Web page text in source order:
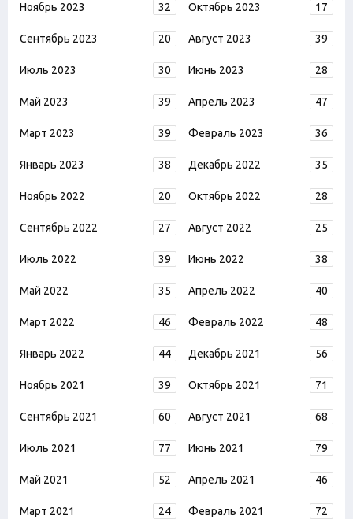
Ноябрь 2023 32 Октябрь 2023 17
Сентябрь 2023 20 Август 2023 39
Июль 2023 30 Июнь 2023 28
Май 2023 39 Апрель 2023 47
Март 2023 39 Февраль 2023 36
Январь 2023 38 Декабрь 2022 35
Ноябрь 2022 20 Октябрь 2022 28
Сентябрь 2022 27 Август 2022 25
Июль 2022 39 Июнь 2022 38
Май 2022 35 Апрель 2022 40
Март 2022 46 Февраль 2022 48
Январь 2022 44 Декабрь 2021 56
Ноябрь 2021 39 Октябрь 2021 71
Сентябрь 2021 60 Август 2021 68
Июль 2021 77 Июнь 2021 79
Май 2021 52 Апрель 2021 46
Март 2021 24 Февраль 2021 72